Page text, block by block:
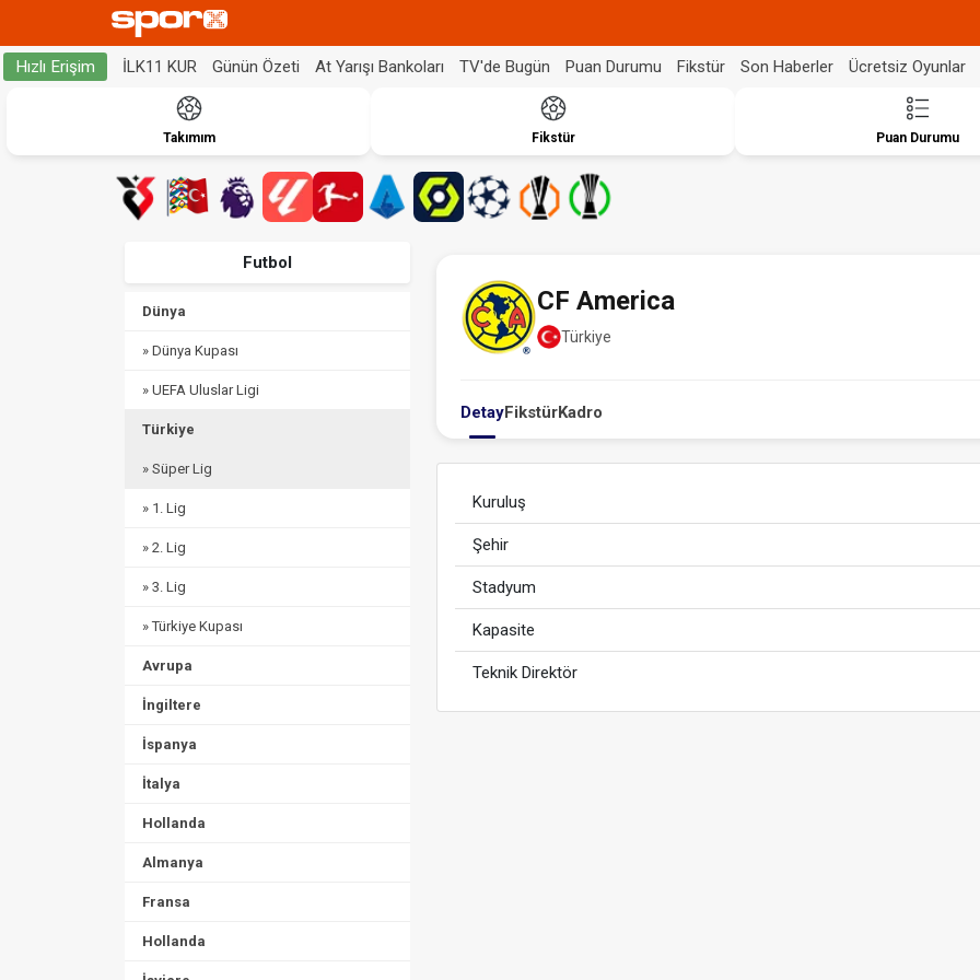
Hızlı Erişim İLK11 KUR Günün Özeti At Yarışı Bankoları TV'de Bugün Puan Durumu Fikstür Son Haberler Ücretsiz Oyunlar
Takımım Fikstür Puan Durumu
Futbol
Dünya
» Dünya Kupası
» UEFA Uluslar Ligi
Türkiye
» Süper Lig
» 1. Lig
» 2. Lig
» 3. Lig
» Türkiye Kupası
Avrupa
İngiltere
İspanya
İtalya
Hollanda
Almanya
Fransa
Hollanda
CF America
Türkiye
DetayFikstürKadro
Kuruluş
Şehir
Stadyum
Kapasite
Teknik Direktör